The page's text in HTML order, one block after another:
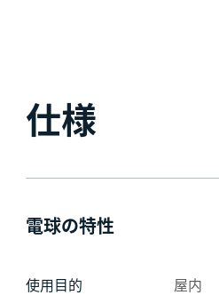
仕様
電球の特性
使用目的 屋内